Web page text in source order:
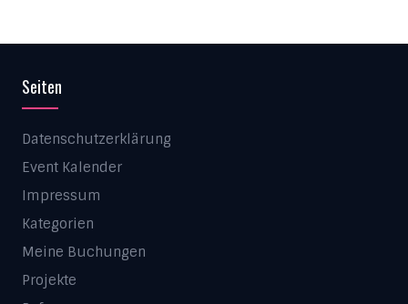
Seiten
Datenschutzerklärung
Event Kalender
Impressum
Kategorien
Meine Buchungen
Projekte